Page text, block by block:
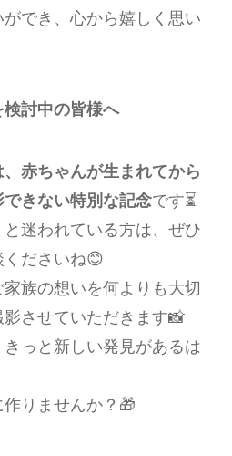
でき、心から嬉しく思い
討中の皆様へ
赤ちゃんが生まれてから
きない特別な記念です⏳
と迷われている方は、ぜひ
ださいね😊
族の想いを何よりも大切
させていただきます📸
っと新しい発見があるは
りませんか？ 🎁